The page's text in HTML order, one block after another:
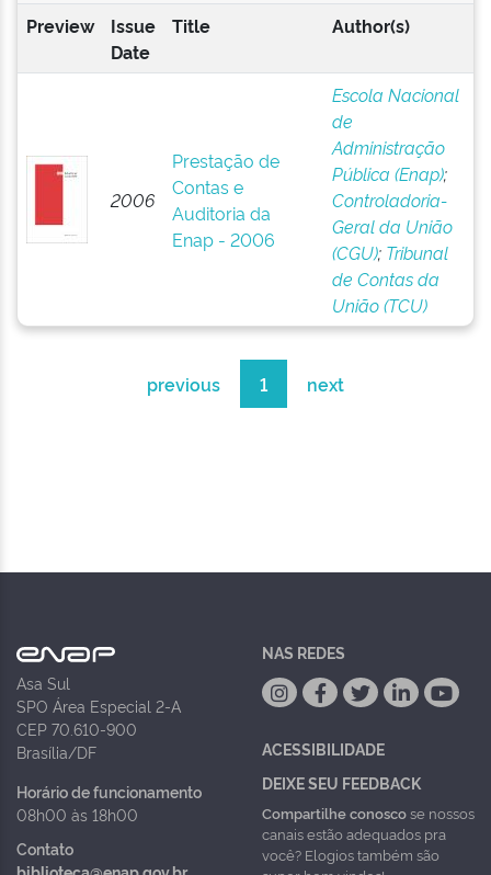
Preview
Issue
Date
Title Author(s)
2006
Prestação de
Contas e
Auditoria da
Enap - 2006
Escola Nacional
de
Administração
Pública (Enap);
Controladoria-
Geral da União
(CGU); Tribunal
de Contas da
União (TCU)
previous 1 next
Asa Sul
SPO Área Especial 2-A
CEP 70.610-900
Brasília/DF
Horário de funcionamento
08h00 às 18h00
Contato
NAS REDES
ACESSIBILIDADE
DEIXE SEU FEEDBACK
Compartilhe conoscose nossos
canais estão adequados pra
você? Elogios também são